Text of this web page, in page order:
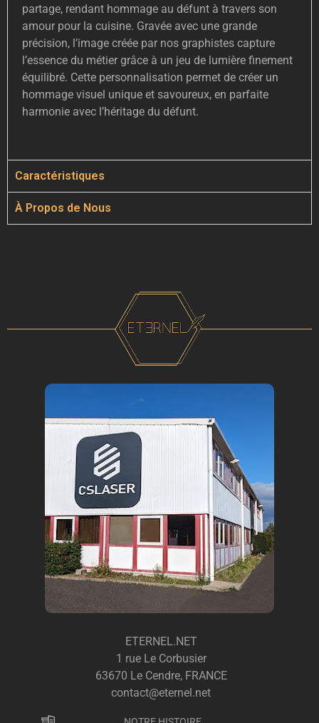
partage, rendant hommage au défunt à travers son
amour pour la cuisine. Gravée avec une grande
précision, l’image créée par nos graphistes capture
l’essence du métier grâce à un jeu de lumière finement
équilibré. Cette personnalisation permet de créer un
hommage visuel unique et savoureux, en parfaite
harmonie avec l’héritage du défunt.
Caractéristiques
À Propos de Nous
ETERNEL.NET
1 rue Le Corbusier
63670 Le Cendre, FRANCE
contact@eternel.net